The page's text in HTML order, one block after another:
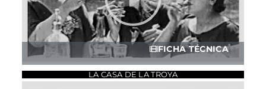
FICHA TÉCNICA
LA CASA DE LA TROYA